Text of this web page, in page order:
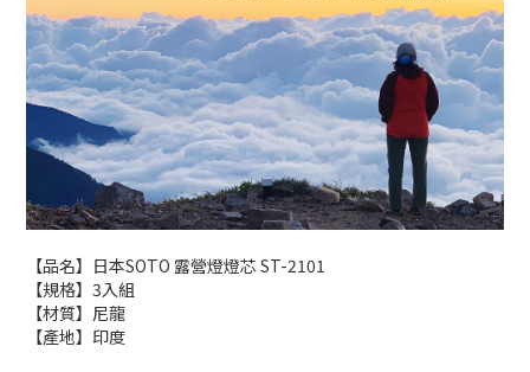
【品名】日本SOTO 露營燈燈芯 ST-2101
【規格】3入組
【材質】尼龍
【產地】印度